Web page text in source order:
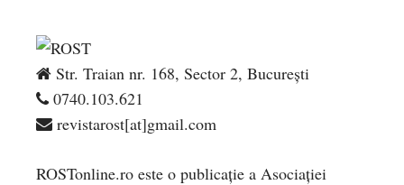
Str. Traian nr. 168, Sector 2, București
0740.103.621
revistarost[at]gmail.com
ROSTonline.ro este o publicaţie a Asociaţiei